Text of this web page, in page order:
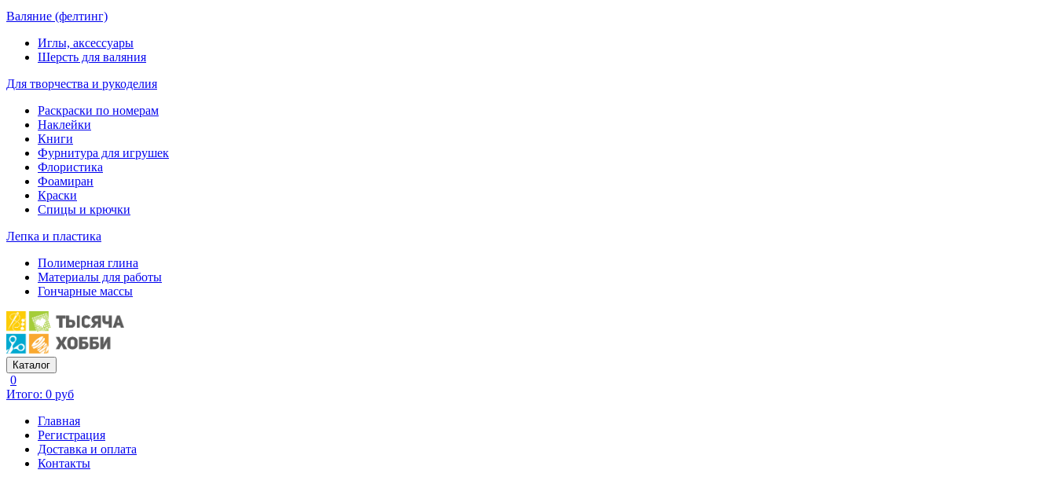
Валяние (фелтинг)
Иглы, аксессуары
Шерсть для валяния
Для творчества и рукоделия
Раскраски по номерам
Наклейки
Книги
Фурнитура для игрушек
Флористика
Фоамиран
Краски
Спицы и крючки
Лепка и пластика
Полимерная глина
Материалы для работы
Гончарные массы
Каталог
0
Итого: 0 руб
Главная
Регистрация
Доставка и оплата
Контакты